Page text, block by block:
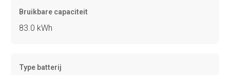
Bruikbare capaciteit
83.0 kWh
Type batterij